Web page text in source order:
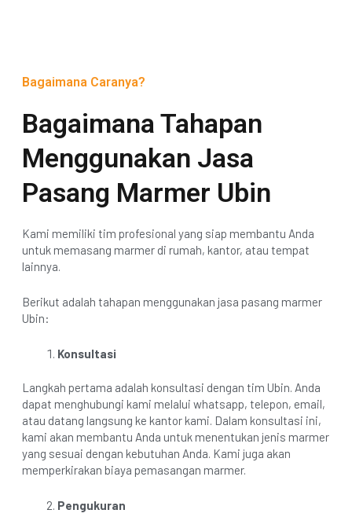
Bagaimana Caranya?
Bagaimana Tahapan
Menggunakan Jasa
Pasang Marmer Ubin
Kami memiliki tim profesional yang siap membantu Anda
untuk memasang marmer di rumah, kantor, atau tempat
lainnya.
Berikut adalah tahapan menggunakan jasa pasang marmer
Ubin:
Konsultasi
Langkah pertama adalah konsultasi dengan tim Ubin. Anda
dapat menghubungi kami melalui whatsapp, telepon, email,
atau datang langsung ke kantor kami. Dalam konsultasi ini,
kami akan membantu Anda untuk menentukan jenis marmer
yang sesuai dengan kebutuhan Anda. Kami juga akan
memperkirakan biaya pemasangan marmer.
Pengukuran